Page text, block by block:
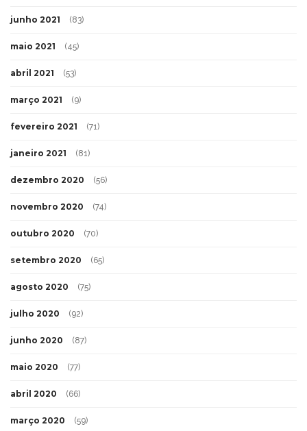
junho 2021 (83)
maio 2021 (45)
abril 2021 (53)
março 2021 (9)
fevereiro 2021 (71)
janeiro 2021 (81)
dezembro 2020 (56)
novembro 2020 (74)
outubro 2020 (70)
setembro 2020 (65)
agosto 2020 (75)
julho 2020 (92)
junho 2020 (87)
maio 2020 (77)
abril 2020 (66)
março 2020 (59)